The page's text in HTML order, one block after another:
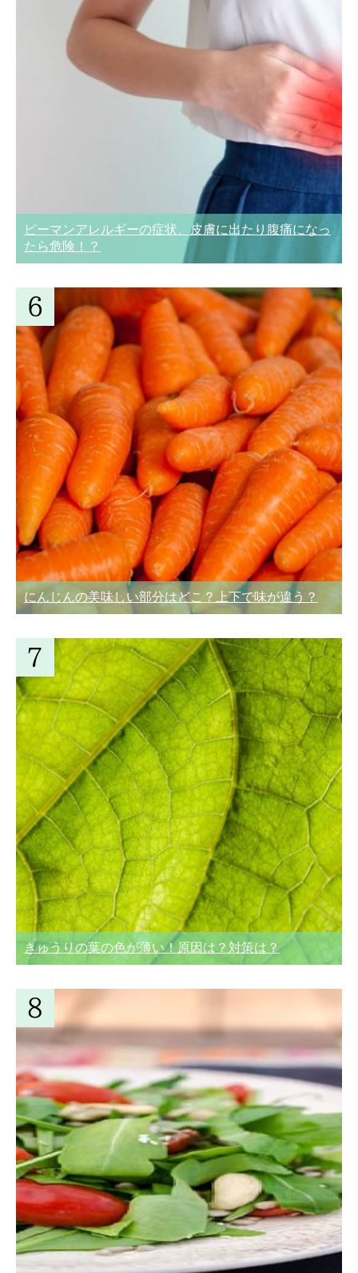
ピーマンアレルギーの症状、皮膚に出たり腹痛になっ
たら危険！？
にんじんの美味しい部分はどこ？上下で味が違う？
きゅうりの葉の色が薄い！原因は？対策は？